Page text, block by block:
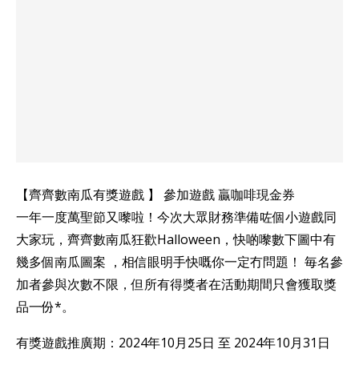
【齊齊數南瓜有獎遊戲 】 參加遊戲 贏咖啡現金券
一年一度萬聖節又嚟啦！今次大眾財務準備咗個小遊戲同
大家玩，齊齊數南瓜狂歡Halloween，快啲嚟數下圖中有
幾多個南瓜圖案 ，相信眼明手快嘅你一定冇問題！ 毎名參
加者參與次數不限，但所有得獎者在活動期間只會獲取獎
品一份*。
有獎遊戲推廣期：2024年10月25日 至 2024年10月31日